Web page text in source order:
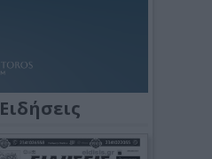
Ειδήσεις